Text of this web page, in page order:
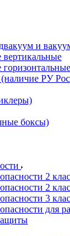
и
РУ
боксы)
2
2
3
для